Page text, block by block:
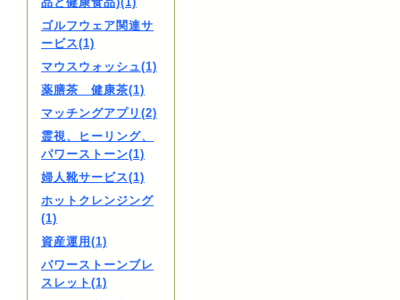
ゴルフウェア関連サ
ービス(1)
マウスウォッシュ(1)
薬膳茶 健康茶(1)
マッチングアプリ(2)
霊視、ヒーリング、
パワーストーン(1)
婦人靴サービス(1)
ホットクレンジング
(1)
資産運用(1)
パワーストーンブレ
スレット(1)